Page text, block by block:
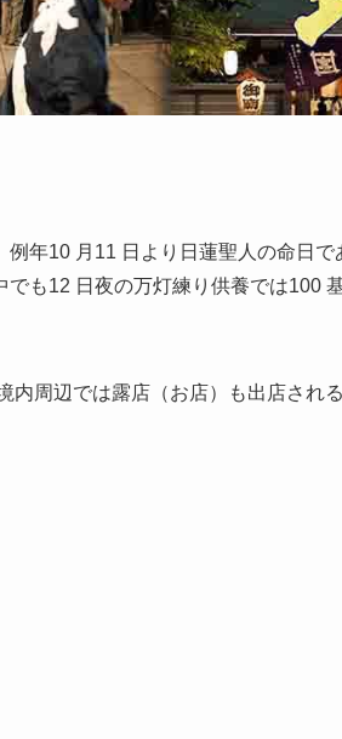
年10 月11 日より日蓮聖人の命日で
も12 日夜の万灯練り供養では100
内周辺では露店（お店）も出店され